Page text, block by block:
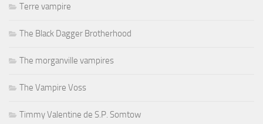
Terre vampire
The Black Dagger Brotherhood
The morganville vampires
The Vampire Voss
Timmy Valentine de S.P. Somtow